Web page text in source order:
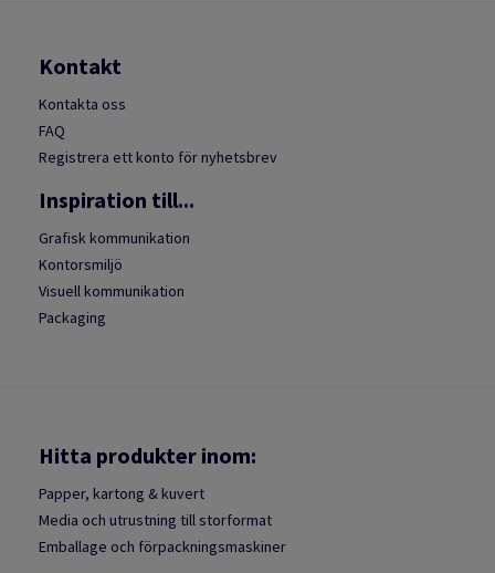
Kontakt
Kontakta oss
FAQ
Registrera ett konto för nyhetsbrev
Inspiration till...
Grafisk kommunikation
Kontorsmiljö
Visuell kommunikation
Packaging
Hitta produkter inom:
Papper, kartong & kuvert
Media och utrustning till storformat
Emballage och förpackningsmaskiner